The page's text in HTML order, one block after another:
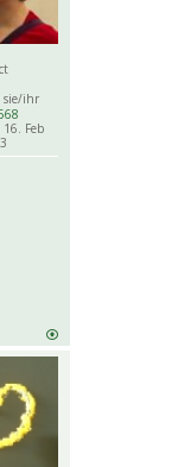
sie/ihr
16. Feb